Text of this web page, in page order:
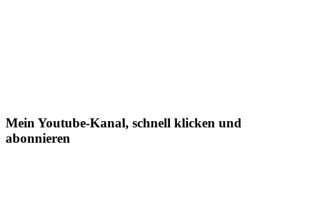
Mein Youtube-Kanal, schnell klicken und
abonnieren